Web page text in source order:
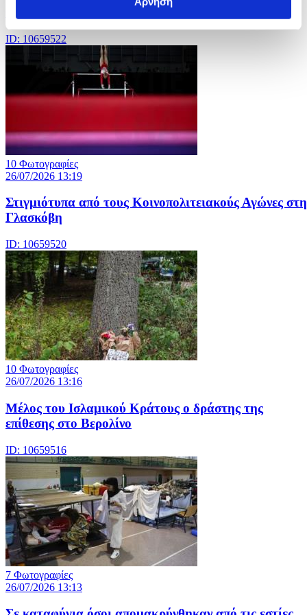
Φεστιβάλ στην πόλη Νυόν της Ελβετίας
ID: 10659522
10 Φωτογραφίες
26/07/2026 13:19
Στιγμιότυπα από τους Κοινοπολιτειακούς Αγώνες στη
Γλασκόβη
ID: 10659520
10 Φωτογραφίες
26/07/2026 13:16
Μέλος του Ισλαμικού Κράτους o δράστης της
επίθεσης στο Βερολίνο
ID: 10659516
7 Φωτογραφίες
26/07/2026 13:13